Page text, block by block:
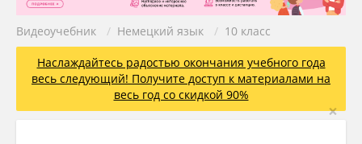
Видеоучебник / Немецкий язык / 10 класс
Наслаждайтесь радостью окончания учебного года
весь следующий! Получите доступ к материалами на
весь год со скидкой 90%
×